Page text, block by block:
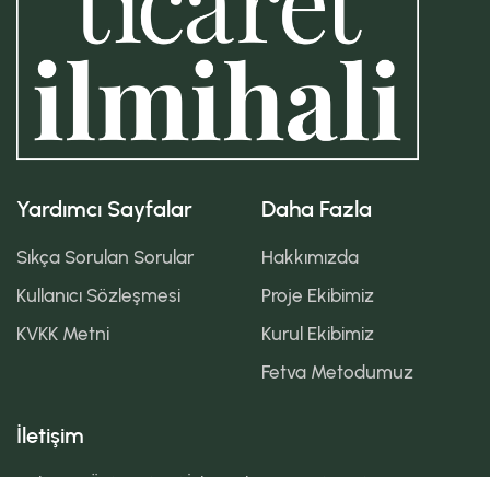
Yardımcı Sayfalar
Sıkça Sorulan Sorular
Kullanıcı Sözleşmesi
KVKK Metni
Daha Fazla
Hakkımızda
Proje Ekibimiz
Kurul Ekibimiz
Fetva Metodumuz
İletişim